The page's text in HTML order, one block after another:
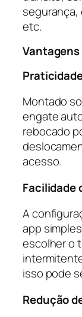
segurança,
etc.
Montado
engate
rebocado
acesso.
Facilidade
A
app
escolher o
isso pode
Redução